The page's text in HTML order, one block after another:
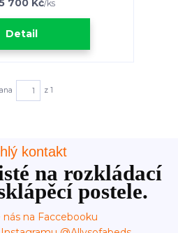
/ks
Detail
z 1
kontakt
na rozkládací
postele.